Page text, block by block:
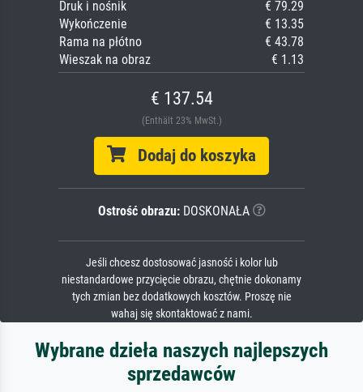
Druk i nośnik
€ 79.29
Wykończenie
€ 13.35
Rama na płótno
€ 43.78
Wieszak na obraz
€ 1.13
€ 137.54
(Enthält 23% MwSt.)
Dodaj do koszyka
Ostrość obrazu:DOSKONAŁA
Jeśli chcesz dostosować jasność i kolor lub
niestandardowe przycięcie obrazu, chętnie dokonamy
tych zmian bez dodatkowych kosztów. Proszę nie
wahaj się skontaktować z nami.
Wybrane dzieła naszych najlepszych
sprzedawców